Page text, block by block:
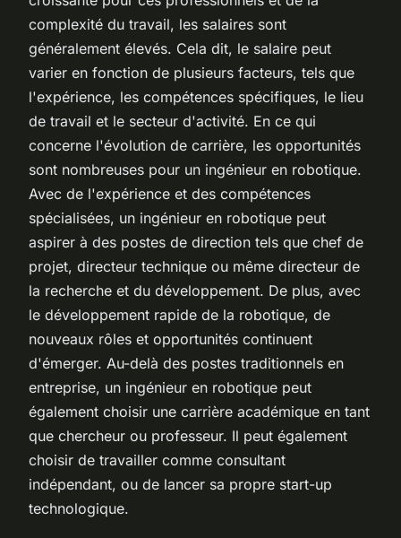
complexité du travail, les salaires sont
généralement élevés. Cela dit, le salaire peut
varier en fonction de plusieurs facteurs, tels que
l'expérience, les compétences spécifiques, le lieu
de travail et le secteur d'activité. En ce qui
concerne l'évolution de carrière, les opportunités
sont nombreuses pour un ingénieur en robotique.
Avec de l'expérience et des compétences
spécialisées, un ingénieur en robotique peut
aspirer à des postes de direction tels que chef de
projet, directeur technique ou même directeur de
la recherche et du développement. De plus, avec
le développement rapide de la robotique, de
nouveaux rôles et opportunités continuent
d'émerger. Au-delà des postes traditionnels en
entreprise, un ingénieur en robotique peut
également choisir une carrière académique en tant
que chercheur ou professeur. Il peut également
choisir de travailler comme consultant
indépendant, ou de lancer sa propre start-up
technologique.